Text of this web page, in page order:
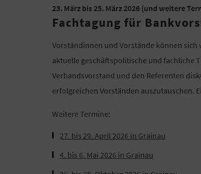
23. März bis 25. März 2026 (und weitere
Fachtagung für
Vorständinnen und Vorstände können sich
aktuelle geschäftspolitische und fachliche
Verbandsvorstand und den Referenten
erfolgreichen Vorständen auszutauschen.
Weitere Termine:
27. bis 29. April 2026 in Grainau
4. bis 6. Mai 2026 in Grainau